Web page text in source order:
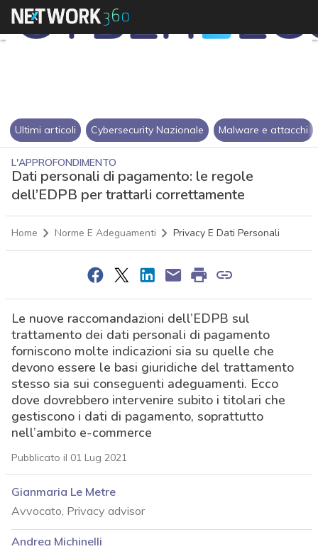
Ultimi articoli Cybersecurity Nazionale Malware e attacchi
L'APPROFONDIMENTO
Dati personali di pagamento: le regole
dell’EDPB per trattarli correttamente
Home Norme E Adeguamenti Privacy E Dati Personali
Le nuove raccomandazioni dell’EDPB sul
trattamento dei dati personali di pagamento
forniscono molte indicazioni sia su quelle che
devono essere le basi giuridiche del trattamento
stesso sia sui conseguenti adeguamenti. Ecco
dove dovrebbero intervenire subito i titolari che
gestiscono i dati di pagamento, soprattutto
nell’ambito e-commerce
Pubblicato il 01 Lug 2021
Gianmaria Le Metre
Avvocato, Privacy advisor
Andrea Michinelli